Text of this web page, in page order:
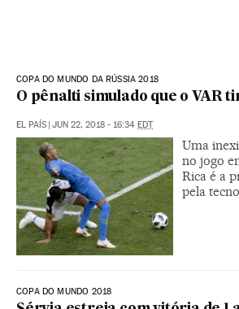
COPA DO MUNDO DA RÚSSIA 2018
O pênalti simulado que o VAR
EL PAÍS | JUN 22, 2018 - 16:34 EDT
Uma
no jogo
Rica é a
pela
COPA DO MUNDO 2018